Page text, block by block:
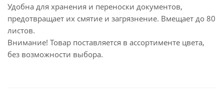
Удобна для хранения и переноски документов,
предотвращает их смятие и загрязнение. Вмещает до 80
листов.
Внимание! Товар поставляется в ассортименте цвета,
без возможности выбора.